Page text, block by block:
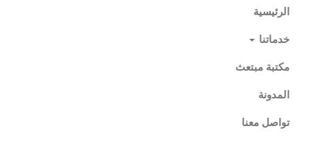
الرئيسية
خدماتنا
مكتبة مبتعث
المدونة
تواصل معنا